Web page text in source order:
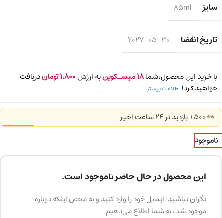
سایز 85ml
تاریخ انقضا 2027-05-30
با خرید این محصول،شما18میسـکوینبه ارزش1,800توماندریافت
خواهید کرد! اطلاعات بیشتر
👀 500+ بازدید در ۲۴ ساعت اخیر
ناموجود
این محصول در حال حاضر ناموجود است.
نگران نباشید! ایمیل خود را وارد کنید و به محض اینکه دوباره
موجود شد، به شما اطلاع می‌دهیم.